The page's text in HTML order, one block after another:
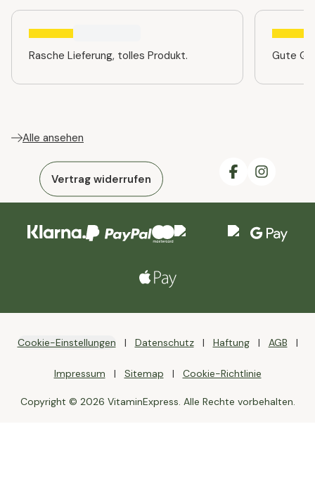
Rasche Lieferung, tolles Produkt. Gute
Alle ansehen
Vertrag widerrufen
Cookie-Einstellungen Datenschutz Haftung AGB
Impressum Sitemap Cookie-Richtlinie
Copyright © 2026 VitaminExpress. Alle Rechte vorbehalten.